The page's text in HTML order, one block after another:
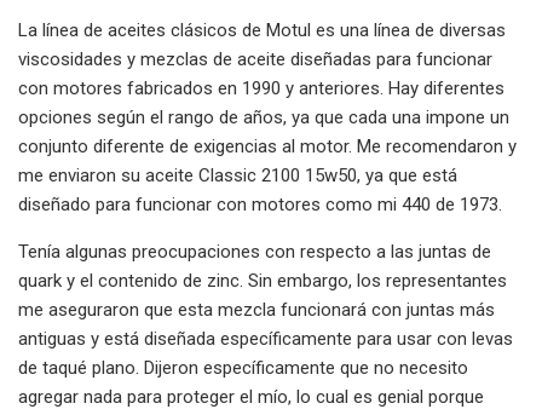
La línea de aceites clásicos de Motul es una línea de diversas
viscosidades y mezclas de aceite diseñadas para funcionar
con motores fabricados en 1990 y anteriores. Hay diferentes
opciones según el rango de años, ya que cada una impone un
conjunto diferente de exigencias al motor. Me recomendaron y
me enviaron su aceite Classic 2100 15w50, ya que está
diseñado para funcionar con motores como mi 440 de 1973.
Tenía algunas preocupaciones con respecto a las juntas de
quark y el contenido de zinc. Sin embargo, los representantes
me aseguraron que esta mezcla funcionará con juntas más
antiguas y está diseñada específicamente para usar con levas
de taqué plano. Dijeron específicamente que no necesito
agregar nada para proteger el mío, lo cual es genial porque